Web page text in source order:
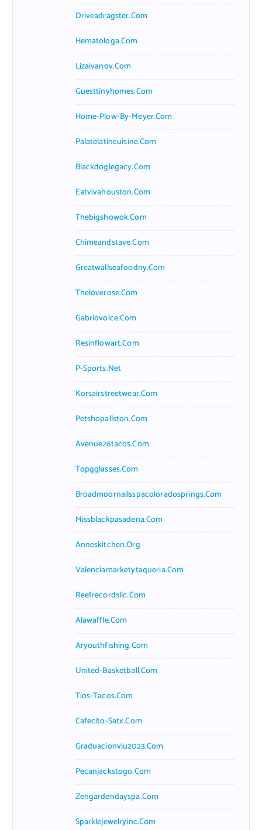
Driveadragster.com
Hematologa.com
Lizaivanov.com
Guesttinyhomes.com
Home-Plow-By-Meyer.com
Palatelatincuisine.com
Blackdoglegacy.com
Eatvivahouston.com
Thebigshowok.com
Chimeandstave.com
Greatwallseafoodny.com
Theloverose.com
Gabriovoice.com
Resinflowart.com
P-Sports.net
Korsairstreetwear.com
Petshopallston.com
Avenue26tacos.com
Topgglasses.com
Broadmoornailsspacoloradosprings.com
Missblackpasadena.com
Anneskitchen.org
Valenciamarketytaqueria.com
Reefrecordsllc.com
Alawaffle.com
Aryouthfishing.com
United-Basketball.com
Tios-Tacos.com
Cafecito-Satx.com
Graduacionviu2023.com
Pecanjackstogo.com
Zengardendayspa.com
Sparklejewelryinc.com